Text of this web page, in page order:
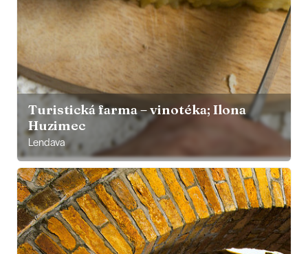
Turistická farma – vinotéka; Ilona
Huzimec
Lendava